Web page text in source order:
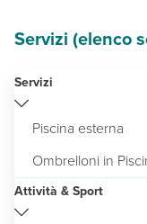
Servizi (elenco
Servizi
Piscina esterna
Ombrelloni in
Attività & Sport